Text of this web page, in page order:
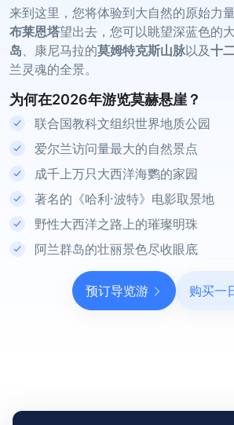
来到这里，您将体验到大自然的原始力
布莱恩塔望出去，您可以眺望深蓝色的
岛、康尼马拉的莫姆特克斯山脉以及十
兰灵魂的全景。
为何在2026年游览莫赫悬崖？
联合国教科文组织世界地质公园
爱尔兰访问量最大的自然景点
成千上万只大西洋海鹦的家园
著名的《哈利·波特》电影取景地
野性大西洋之路上的璀璨明珠
阿兰群岛的壮丽景色尽收眼底
预订导览游 购买一